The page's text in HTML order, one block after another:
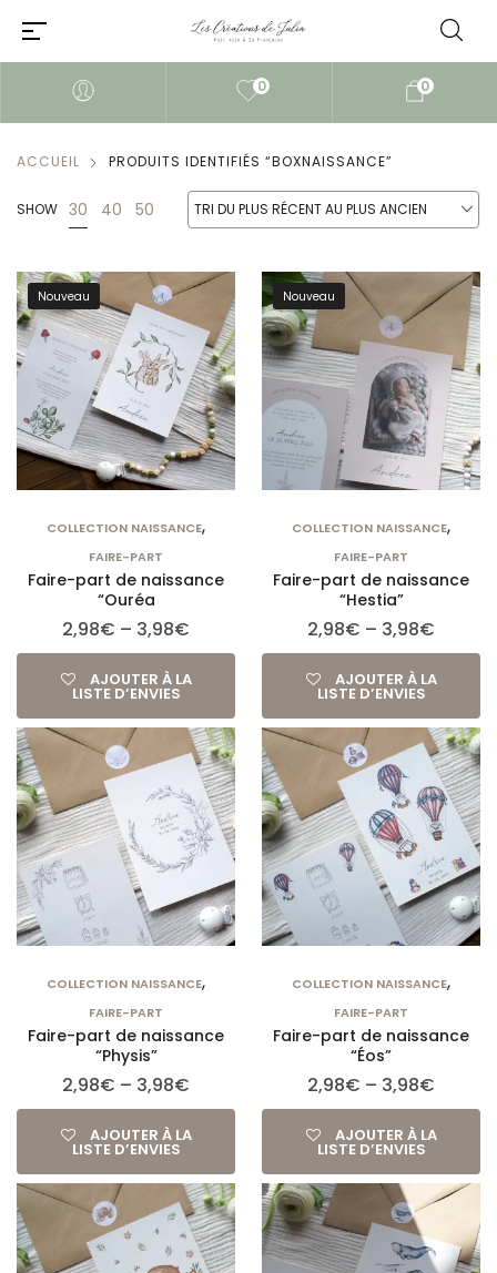
0 0
ACCUEIL PRODUITS IDENTIFIÉS “BOXNAISSANCE”
SHOW 30 40 50 TRI DU PLUS RÉCENT AU PLUS ANCIEN
Nouveau
COLLECTION NAISSANCE,
FAIRE-PART
Faire-part de naissance
“Ouréa
2,98€ – 3,98€
AJOUTER À LA
LISTE D’ENVIES
Nouveau
COLLECTION NAISSANCE,
FAIRE-PART
Faire-part de naissance
“Hestia”
2,98€ – 3,98€
AJOUTER À LA
LISTE D’ENVIES
COLLECTION NAISSANCE,
FAIRE-PART
Faire-part de naissance
“Physis”
2,98€ – 3,98€
AJOUTER À LA
LISTE D’ENVIES
COLLECTION NAISSANCE,
FAIRE-PART
Faire-part de naissance
“Éos”
2,98€ – 3,98€
AJOUTER À LA
LISTE D’ENVIES